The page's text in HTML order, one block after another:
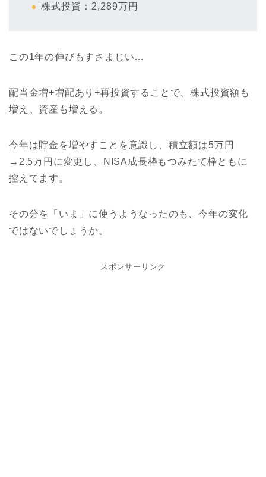
株式投資：2,289万円
この1年の伸びもすさまじい…
配当金増+増配あり+再投資することで、株式投資額も
増え、資産も増える。
今年は貯金を増やすことを意識し、積立額は5万円
→2.5万円に変更し、NISA成長枠もつみたて枠ともに
控えてます。
その分を「いま」に使うようなったのも、今年の変化
ではないでしょうか。
スポンサーリンク